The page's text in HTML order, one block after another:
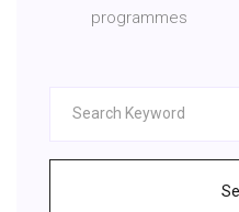
programmes